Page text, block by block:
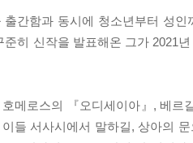
출간함과 동시에 청소년부터 성
준히 신작을 발표해온 그가 2021
메로스의 『오디세이아』, 베르
들 서사시에서 말하길, 상아의